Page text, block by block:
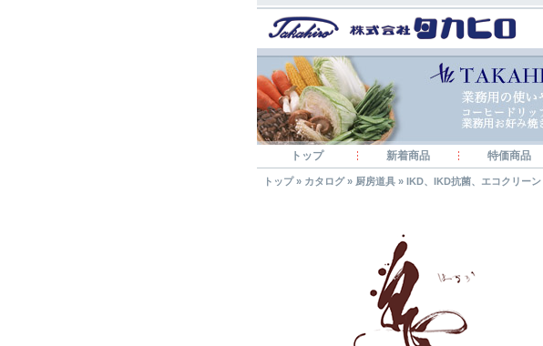
トップ 新着商品 特価商品
トップ» カタログ» 厨房道具 » IKD、IKD抗菌、エコクリーン